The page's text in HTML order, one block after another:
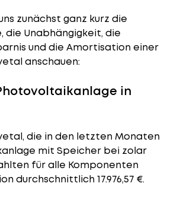
zunächst ganz kurz die
die Unabhängigkeit, die
und die Amortisation einer
anschauen:
in
die in den letzten Monaten
mit Speicher bei zolar
für alle Komponenten
durchschnittlich 17.976,57 €.